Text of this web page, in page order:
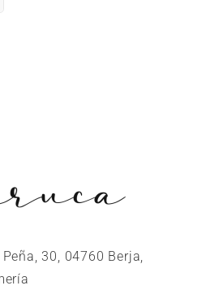
30, 04760 Berja,